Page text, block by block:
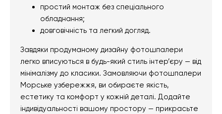
простий монтаж без спеціального
обладнання;
довговічність та легкий догляд.
Завдяки продуманому дизайну фотошпалери
легко вписуються в будь-який стиль інтер’єру — від
мінімалізму до класики. Замовляючи фотошпалери
Морське узбережжя, ви обираєте якість,
естетику та комфорт у кожній деталі. Додайте
індивідуальності вашому простору — прикрасьте